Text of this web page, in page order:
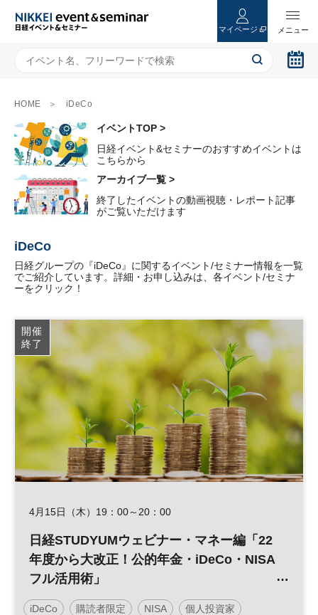
マイページ
HOME iDeCo
イベントTOP >
日経イベント&セミナーのおすすめイベントは
こちらから
アーカイブ一覧 >
終了したイベントの動画視聴・レポート記事
がご覧いただけます
iDeCo
日経グループの『iDeCo』に関するイベント/セミナー情報を一覧
でご紹介しています。詳細・お申し込みは、各イベント/セミナ
ーをクリック！
開催
終了
4月15日（木）19：00～20：00
日経STUDYUMウェビナー・マネー編「22
年度から大改正！公的年金・iDeCo・NISA
フル活用術」
iDeCo 購読者限定 NISA 個人投資家